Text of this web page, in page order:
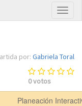
por: Gabriela Toral
0votos
Planeación